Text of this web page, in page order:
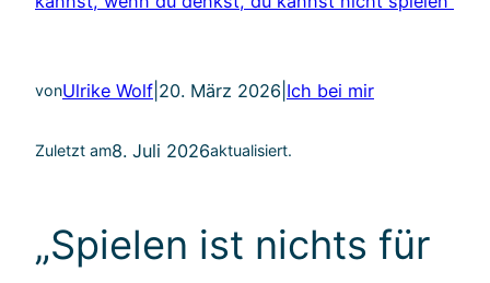
vonUlrike Wolf 20. März 2026 Ich bei mir
Zuletzt am8. Juli 2026aktualisiert.
„Spielen ist nichts für